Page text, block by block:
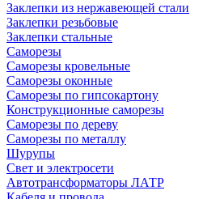
Заклепки из нержавеющей стали
Заклепки резьбовые
Заклепки стальные
Саморезы
Саморезы кровельные
Саморезы оконные
Саморезы по гипсокартону
Конструкционные саморезы
Саморезы по дереву
Саморезы по металлу
Шурупы
Свет и электросети
Автотрансформаторы ЛАТР